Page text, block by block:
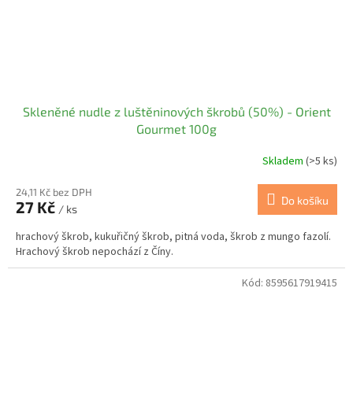
Skleněné nudle z luštěninových škrobů (50%) - Orient
Gourmet 100g
Skladem (>5 ks)
24,11 Kč bez DPH
27 Kč / ks
Do košíku
hrachový škrob, kukuřičný škrob, pitná voda, škrob z mungo fazolí.
Hrachový škrob nepochází z Číny.
Kód: 8595617919415